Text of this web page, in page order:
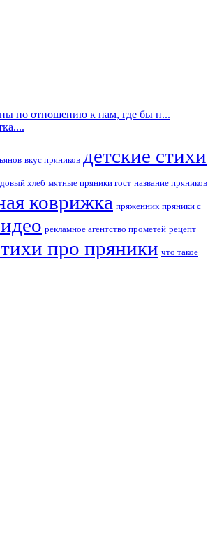
по отношению к нам, где бы н...
вкус пряников детские стихи
хлеб мятные пряники гост название пряников
коврижка пряженник пряники с
рекламное агентство прометей рецепт
про пряники что такое